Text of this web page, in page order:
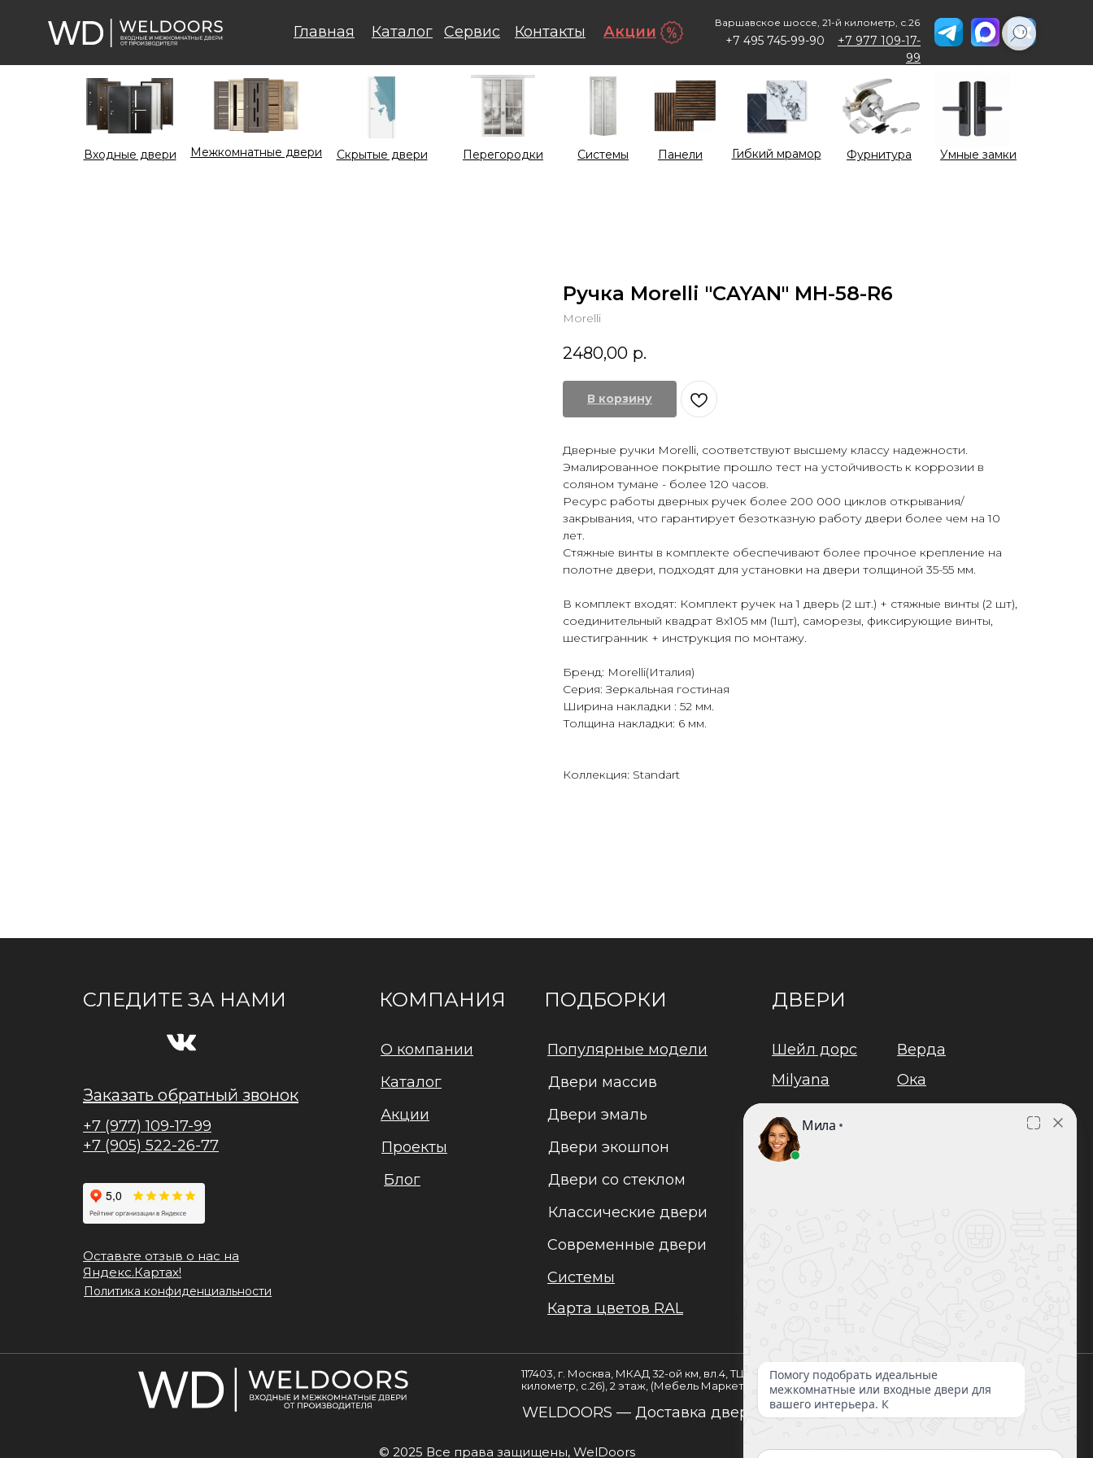
Каталог
Главная Контакты
Сервис Акции
+7 977 109-17-
99
Варшавское шоссе, 21-й километр, с.26
+7 495 745-99-90
Системы Умные замки
Фурнитура
Гибкий мрамор
Панели
Перегородки
Cкрытые двери
Входные двери Межкомнатные двери
Ручка Morelli "CAYAN" MH-58-R6
Morelli
2480,00 р.
В корзину
Дверные ручки Morelli, соответствуют высшему классу надежности.
Эмалированное покрытие прошло тест на устойчивость к коррозии в
соляном тумане - более 120 часов.
Ресурс работы дверных ручек более 200 000 циклов открывания/
закрывания, что гарантирует безотказную работу двери более чем на 10
лет.
Стяжные винты в комплекте обеспечивают более прочное крепление на
полотне двери, подходят для установки на двери толщиной 35-55 мм.
В комплект входят: Комплект ручек на 1 дверь (2 шт.) + стяжные винты (2 шт),
соединительный квадрат 8x105 мм (1шт), саморезы, фиксирующие винты,
шестигранник + инструкция по монтажу.
Бренд: Morelli(Италия)
Серия: Зеркальная гостиная
Ширина накладки : 52 мм.
Толщина накладки: 6 мм.
Коллекция: Standart
WELDOORS — Доставка дверей по Москве и всей РФ
СЛЕДИТЕ ЗА НАМИ КОМПАНИЯ ПОДБОРКИ ДВЕРИ
+7 (977) 109-17-99
+7 (905) 522-26-77
Верда
Шейл дорс
Популярные модели
О компании
Дворецкий
Двери эмаль
Каталог
Двери
регионов
Двери экошпон
Акции
Современные двери
Классические двери
Системы
Двери со стеклом
Ока
Milyana
Двери массив
Оставьте отзыв о нас на
Яндекс.Картах!
Проекты
Заказать обратный звонок
© 2025 Все права защищены, WelDoors
117403, г. Москва, МКАД 32-ой км, вл.4, ТЦ "Бухта"(Варшавское шоссе, 21-й
километр, с.26), 2 этаж, (Мебель Маркет). Салон WelDoors
Политика конфиденциальности
Блог
Карта цветов RAL